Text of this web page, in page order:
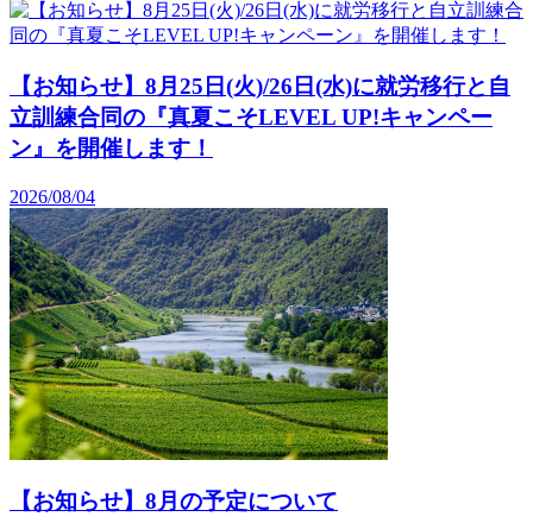
【お知らせ】8月25日(火)/26日(水)に就労移行と自
立訓練合同の『真夏こそLEVEL UP!キャンペー
ン』を開催します！
2026/08/04
【お知らせ】8月の予定について